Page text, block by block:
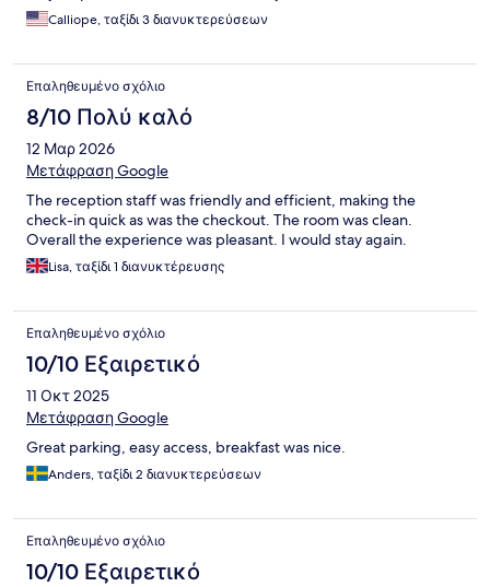
Calliope, ταξίδι 3 διανυκτερεύσεων
Επαληθευμένο σχόλιο
8/10 Πολύ καλό
12 Μαρ 2026
Μετάφραση Google
The reception staff was friendly and efficient, making the
check-in quick as was the checkout. The room was clean.
Overall the experience was pleasant. I would stay again.
Lisa, ταξίδι 1 διανυκτέρευσης
Επαληθευμένο σχόλιο
10/10 Εξαιρετικό
11 Οκτ 2025
Μετάφραση Google
Great parking, easy access, breakfast was nice.
Anders, ταξίδι 2 διανυκτερεύσεων
Επαληθευμένο σχόλιο
10/10 Εξαιρετικό